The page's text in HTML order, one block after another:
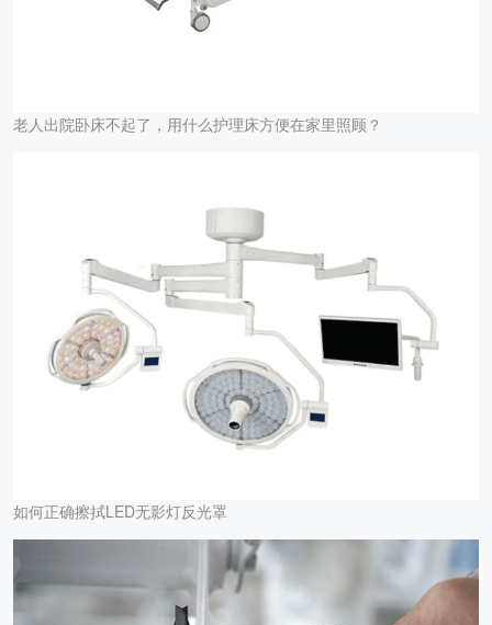
老人出院卧床不起了，用什么护理床方便在家里照顾？
如何正确擦拭LED无影灯反光罩